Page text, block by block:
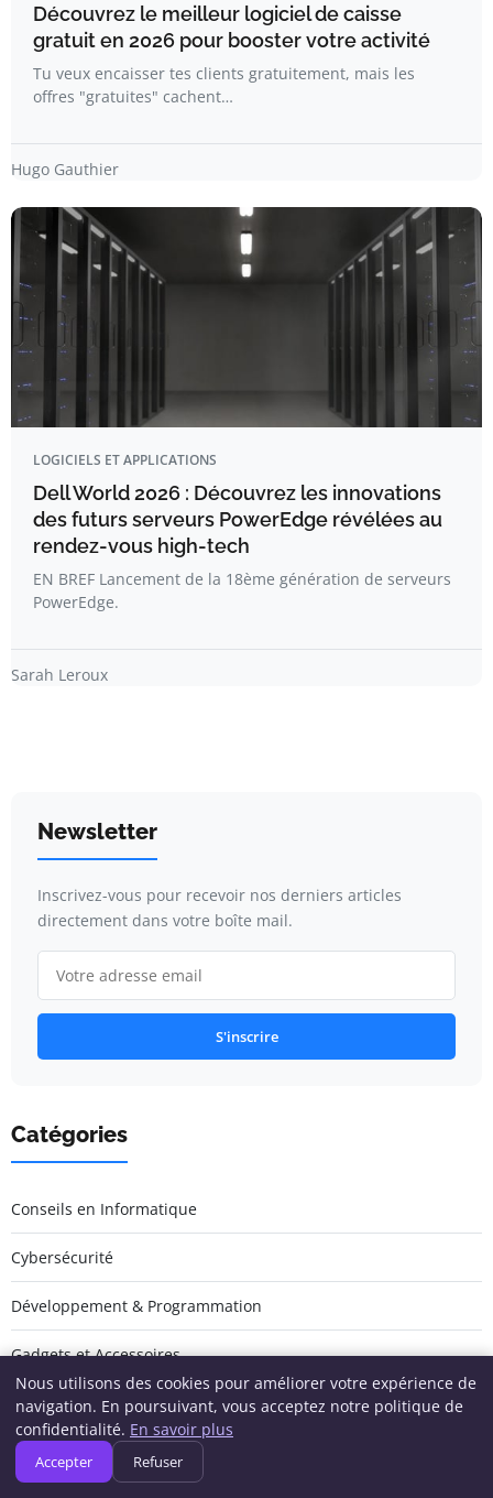
Découvrez le meilleur logiciel de caisse
gratuit en 2026 pour booster votre activité
Tu veux encaisser tes clients gratuitement, mais les
offres "gratuites" cachent…
Hugo Gauthier
LOGICIELS ET APPLICATIONS
Dell World 2026 : Découvrez les innovations
des futurs serveurs PowerEdge révélées au
rendez-vous high-tech
EN BREF Lancement de la 18ème génération de serveurs
PowerEdge.
Sarah Leroux
Newsletter
Inscrivez-vous pour recevoir nos derniers articles
directement dans votre boîte mail.
S'inscrire
Catégories
Conseils en Informatique
Cybersécurité
Développement & Programmation
Gadgets et Accessoires
Gaming & Informatique
Logiciels et Applications
Nous utilisons des cookies pour améliorer votre expérience de
navigation. En poursuivant, vous acceptez notre politique de
confidentialité. En savoir plus
Accepter Refuser